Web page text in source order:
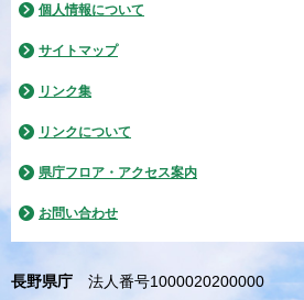
個人情報について
サイトマップ
リンク集
リンクについて
県庁フロア・アクセス案内
お問い合わせ
長野県庁 法人番号1000020200000